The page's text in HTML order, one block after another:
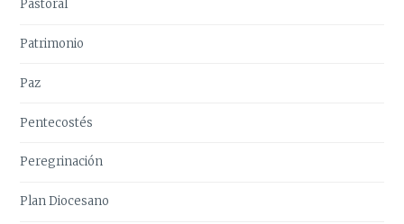
Pastoral
Patrimonio
Paz
Pentecostés
Peregrinación
Plan Diocesano